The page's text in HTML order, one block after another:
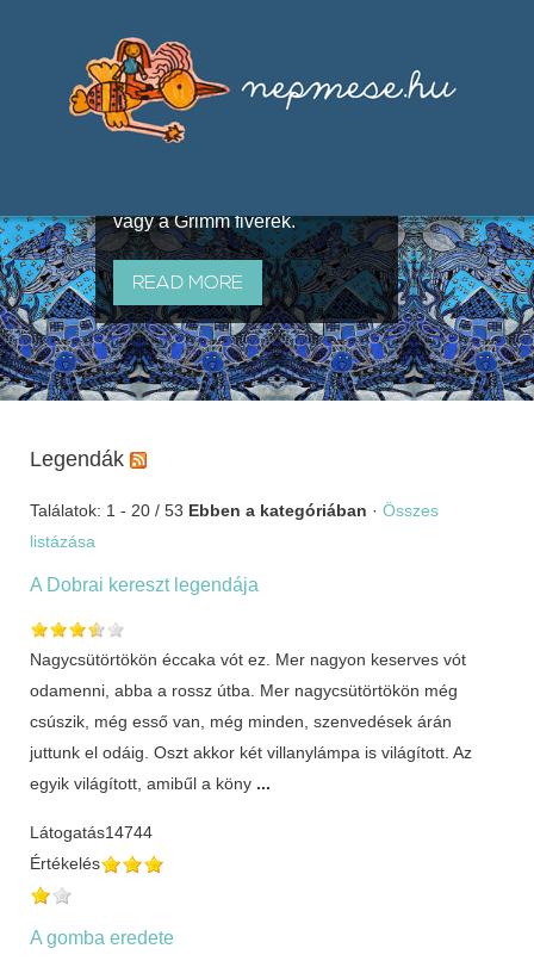
útján terjedő elbeszélésekből,
melyeket olyan ismert gyűjtők
állítottak össze, mint Benedek
vagy a Grimm fivérek.
READ MORE
Legendák
Találatok: 1 - 20 / 53 Ebben a kategóriában · Összes
listázása
A Dobrai kereszt legendája
Nagycsütörtökön éccaka vót ez. Mer nagyon keserves vót
odamenni, abba a rossz útba. Mer nagycsütörtökön még
csúszik, még esső van, még minden, szenvedések árán
juttunk el odáig. Oszt akkor két villanylámpa is világított. Az
egyik világított, amibűl a köny ...
Látogatás14744
Értékelés
A gomba eredete